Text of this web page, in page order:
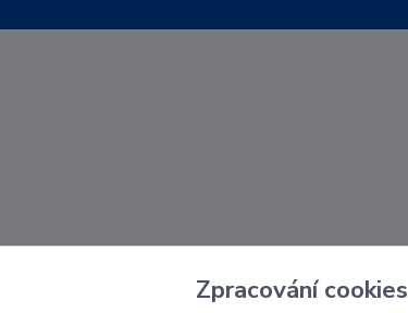
Zpracování cookies